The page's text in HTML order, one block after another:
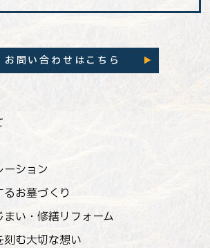
お問い合わせはこちら
ション
お墓づくり
まい ・修繕リフォーム
む大切な想い